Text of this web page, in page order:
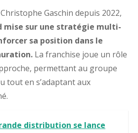
Gaschin depuis 2022,
mise sur une stratégie multi-
sa position dans le
La franchise joue un rôle
permettant au groupe
tout en s’adaptant aux
distribution se lance